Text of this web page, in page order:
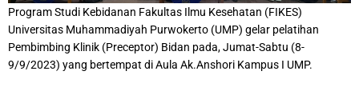
Program Studi Kebidanan Fakultas Ilmu Kesehatan (FIKES)
Universitas Muhammadiyah Purwokerto (UMP) gelar pelatihan
Pembimbing Klinik (Preceptor) Bidan pada, Jumat-Sabtu (8-
9/9/2023) yang bertempat di Aula Ak.Anshori Kampus I UMP.